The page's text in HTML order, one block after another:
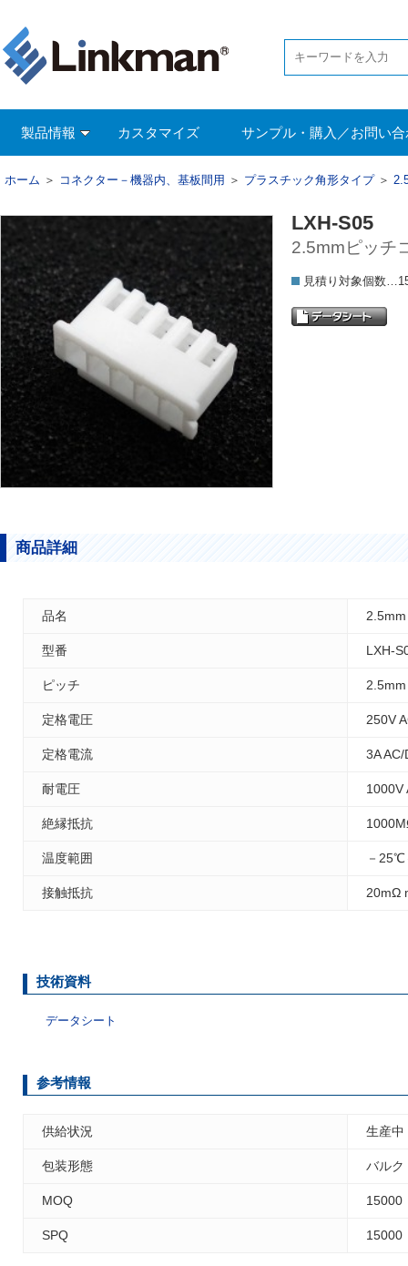
製品情報 カスタマイズ サンプル・購入／お問い
ホーム ＞ コネクター－機器内、基板間用 ＞ プラスチック角形タイプ＞
LXH-S05
2.5mmピッチ
見積り対象個数
商品詳細
品名
型番 LXH-
ピッチ 2.5mm
定格電圧 250V
定格電流 3A AC/
耐電圧 1000V
絶縁抵抗
温度範囲 －
接触抵抗 20mΩ
技術資料
データシート
参考情報
供給状況 生産中
包装形態 バルク
MOQ 15000
SPQ 15000